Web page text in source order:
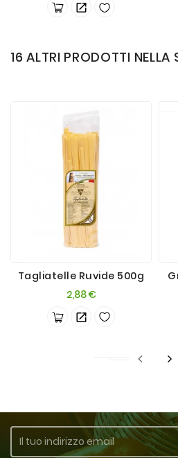
16 ALTRI PRODOTTI NELLA
Tagliatelle Ruvide 500g
2,88 €Prezzo